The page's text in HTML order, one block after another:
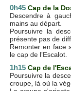
0h45 Cap de la
Descendre à
mains au départ.
Poursuivre la
présente pas de
Remonter en face
le cap de l'Escalot.
1h15 Cap de
Poursuivre la
croupe, là où la